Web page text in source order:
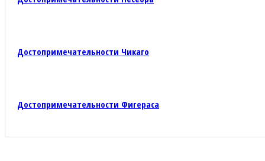
Достопримечательности Чикаго
Достопримечательности Фигераса